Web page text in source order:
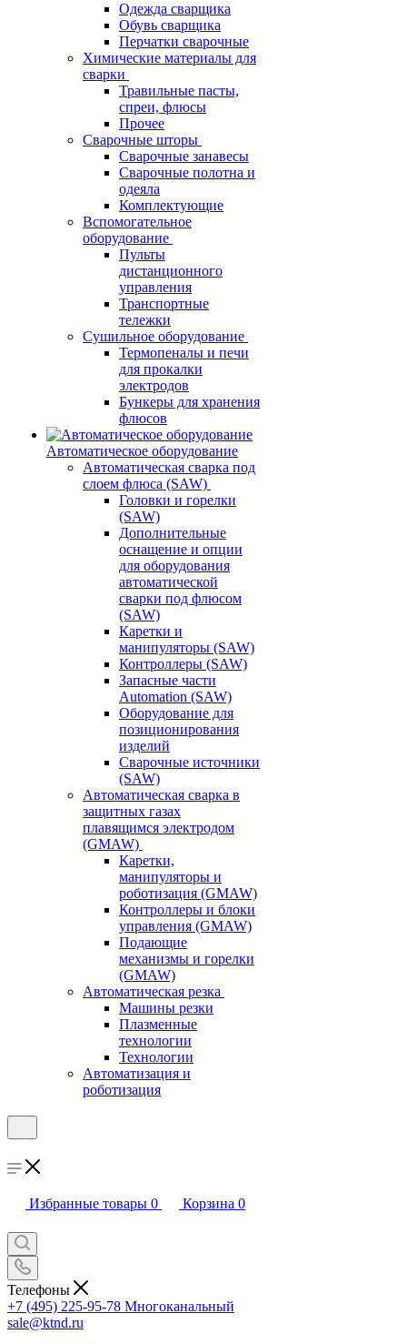
Одежда сварщика
Обувь сварщика
Перчатки сварочные
Химические материалы для
сварки
Травильные пасты,
спреи, флюсы
Прочее
Сварочные шторы
Сварочные занавесы
Сварочные полотна и
одеяла
Комплектующие
Вспомогательное
оборудование
Пульты
дистанционного
управления
Транспортные
тележки
Сушильное оборудование
Термопеналы и печи
для прокалки
электродов
Бункеры для хранения
флюсов
Автоматическое оборудование
Автоматическая сварка под
слоем флюса (SAW)
Головки и горелки
(SAW)
Дополнительные
оснащение и опции
для оборудования
автоматической
сварки под флюсом
(SAW)
Каретки и
манипуляторы (SAW)
Контроллеры (SAW)
Запасные части
Automation (SAW)
Оборудование для
позиционирования
изделий
Сварочные источники
(SAW)
Автоматическая сварка в
защитных газах
плавящимся электродом
(GMAW)
Каретки,
манипуляторы и
роботизация (GMAW)
Контроллеры и блоки
управления (GMAW)
Подающие
механизмы и горелки
(GMAW)
Автоматическая резка
Машины резки
Плазменные
технологии
Технологии
Автоматизация и
роботизация
Избранные товары 0 Корзина 0
Телефоны
+7 (495) 225-95-78 Многоканальный
sale@ktnd.ru